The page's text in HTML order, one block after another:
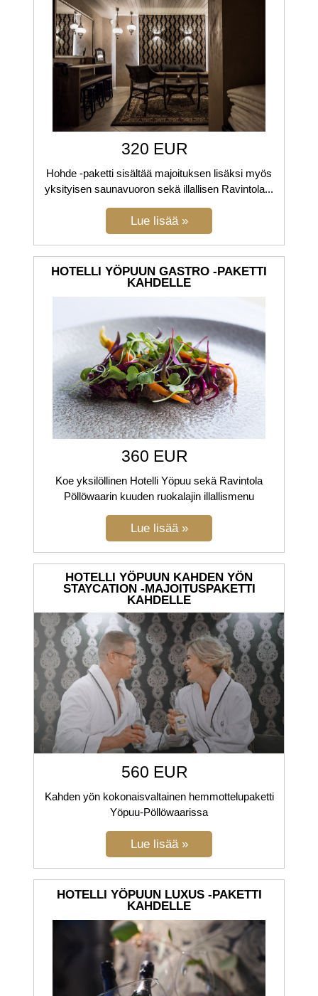
320 EUR
Hohde -paketti sisältää majoituksen lisäksi myös
yksityisen saunavuoron sekä illallisen Ravintola...
HOTELLI YÖPUUN GASTRO -PAKETTI
KAHDELLE
360 EUR
Koe yksilöllinen Hotelli Yöpuu sekä Ravintola
Pöllöwaarin kuuden ruokalajin illallismenu
HOTELLI YÖPUUN KAHDEN YÖN
STAYCATION -MAJOITUSPAKETTI
KAHDELLE
560 EUR
Kahden yön kokonaisvaltainen hemmottelupaketti
Yöpuu-Pöllöwaarissa
HOTELLI YÖPUUN LUXUS -PAKETTI
KAHDELLE